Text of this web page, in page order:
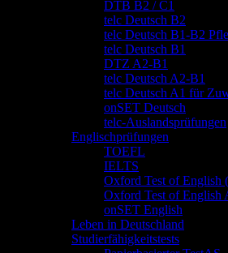
DTB B2 / C1
telc Deutsch B2
telc Deutsch B1-B2
telc Deutsch B1
DTZ A2-B1
telc Deutsch A2-B1
telc Deutsch A1 für
onSET Deutsch
telc-Auslandsprüfungen
Englischprüfungen
TOEFL
IELTS
Oxford Test of English
Oxford Test of English
onSET English
Leben in Deutschland
Studierfähigkeitstests